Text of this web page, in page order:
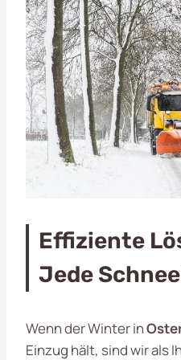
Effiziente
Jede
Wenn der Winter in
Einzug hält, sind wir als